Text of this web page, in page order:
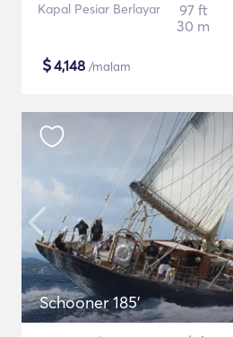
Kapal Pesiar Berlayar
97 ft
30 m
$4,148 /malam
Schooner 185'